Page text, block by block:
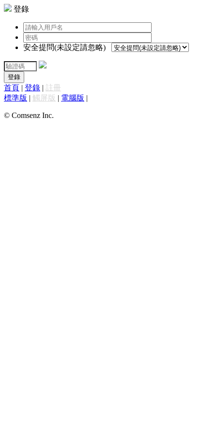
登錄
安全提問(未設定請忽略)
登錄
首頁 | 登錄 | 註冊
標準版 | 觸屏版 | 電腦版 |
© Comsenz Inc.